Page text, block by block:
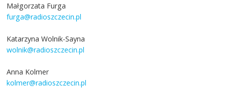
Małgorzata Furga
furga@radioszczecin.pl
Katarzyna Wolnik-Sayna
wolnik@radioszczecin.pl
Anna Kolmer
kolmer@radioszczecin.pl